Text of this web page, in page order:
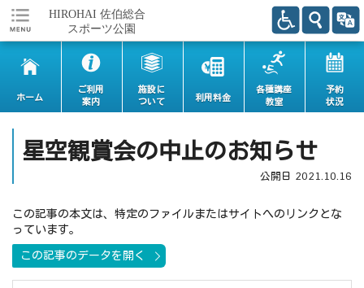
ホーム
ご利用
案内
施設に
ついて
利用料金
各種講座
教室
予約
状況
星空観賞会の中止のお知らせ
公開日 2021.10.16
この記事の本文は、特定のファイルまたはサイトへのリンクとな
っています。
この記事のデータを開く